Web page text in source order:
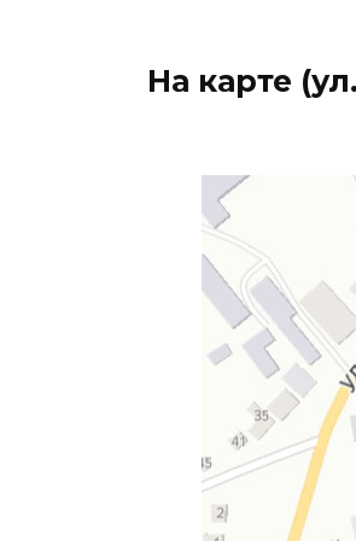
На карте